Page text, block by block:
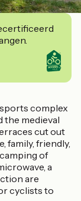
complex
the medieval
cut out
family, friendly,
of
a
are
cyclists to